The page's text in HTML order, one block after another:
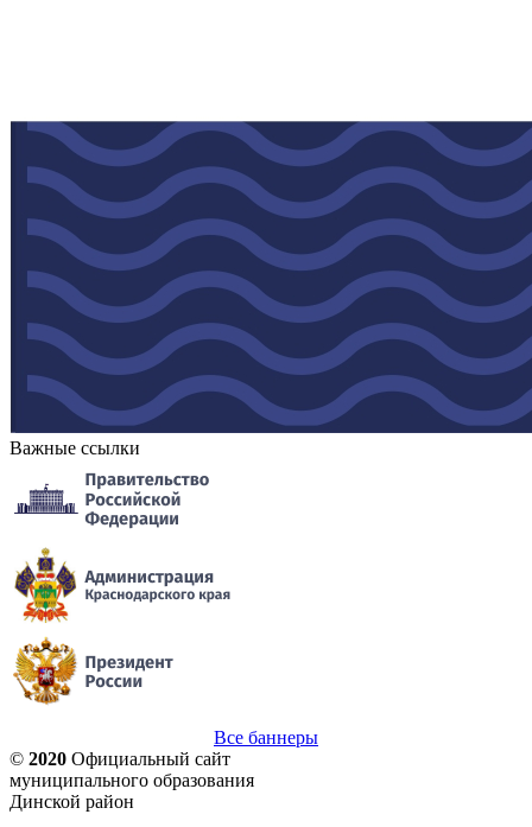
Важные ссылки
Все баннеры
© 2020 Официальный сайт
муниципального образования
Динской район